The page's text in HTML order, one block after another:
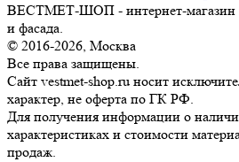
ВЕСТМЕТ-ШОП - интернет-магазин
и фасада.
© 2016-2026, Москва
Все права защищены.
Сайт vestmet-shop.ru носит
характер, не оферта по ГК РФ.
Для получения информации о
характеристиках и стоимости
продаж.